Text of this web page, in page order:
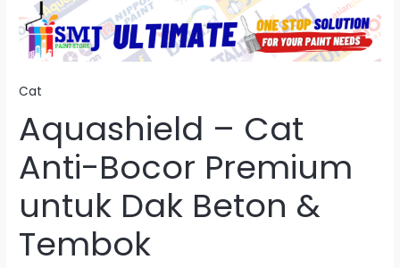
Cat
Aquashield – Cat
Anti-Bocor Premium
untuk Dak Beton &
Tembok